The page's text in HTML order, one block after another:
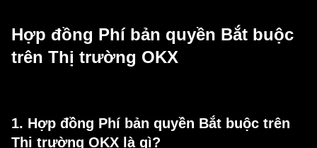
Hợp đồng Phí bản quyền Bắt buộc
trên Thị trường OKX
1. Hợp đồng Phí bản quyền Bắt buộc trên
Thị trường OKX là gì?